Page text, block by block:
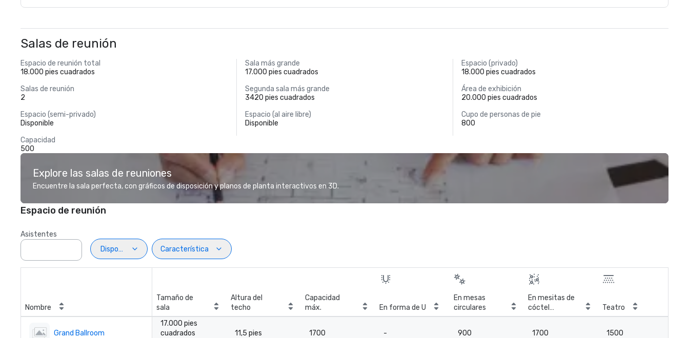
Salas de reunión
Espacio de reunión total
18.000 pies cuadrados
Sala más grande
17.000 pies cuadrados
Espacio (privado)
18.000 pies cuadrados
Salas de reunión
2
Segunda sala más grande
3420 pies cuadrados
Área de exhibición
20.000 pies cuadrados
Espacio (semi-privado)
Disponible
Espacio (al aire libre)
Disponible
Cupo de personas de pie
800
Capacidad
500
Explore las salas de reuniones
Encuentre la sala perfecta, con gráficos de disposición y planos de planta interactivos en 3D.
Espacio de reunión
Asistentes
Disposiciön
Característica
Nombre
Tamaño de
sala
Altura del
techo
Capacidad
máx.
En forma de U
En mesas
circulares
En mesitas de
cóctel
circulares
Teatro
Grand Ballroom
17.000 pies
cuadrados
11,5 pies 1700 - 900 1700 1500